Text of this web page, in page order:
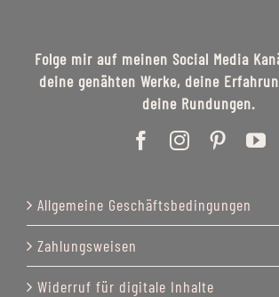
Folge mir auf meinen Social Media
deine genähten Werke, deine
deine Rundungen.
Allgemeine Geschäftsbedingungen
Zahlungsweisen
Widerruf für digitale Inhalte